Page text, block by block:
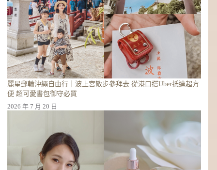
麗星郵輪沖繩自由行｜波上宮散步參拜去 從港口搭Uber抵達超方
便 超可愛書包御守必買
2026 年 7 月 20 日